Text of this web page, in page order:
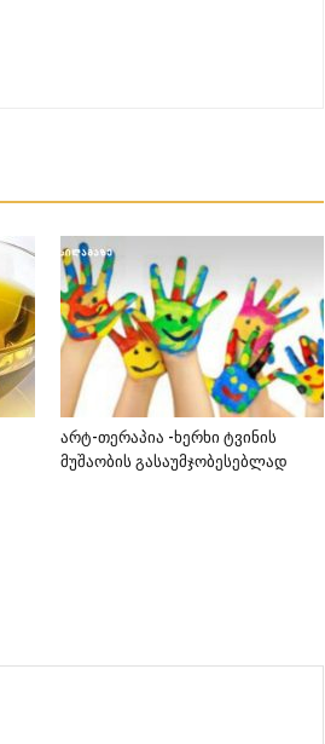
არტ-თერაპია -ხერხი ტვინის
მუშაობის გასაუმჯობესებლად